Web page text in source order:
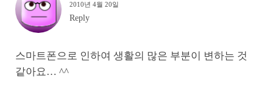
2010년 4월 20일
Reply
스마트폰으로 인하여 생활의 많은 부분이 변하는 것
같아요… ^^